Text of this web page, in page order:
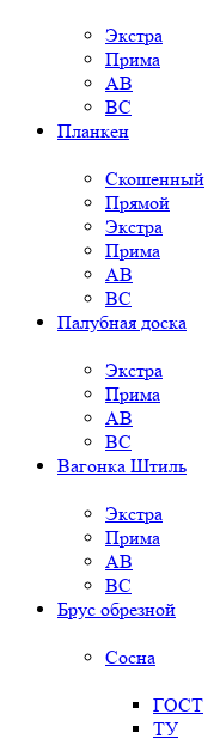
Экстра
Прима
AB
BC
Планкен
Скошенный
Прямой
Экстра
Прима
AB
BC
Палубная доска
Экстра
Прима
AB
BC
Вагонка Штиль
Экстра
Прима
AB
BC
Брус обрезной
Сосна
ГОСТ
ТУ